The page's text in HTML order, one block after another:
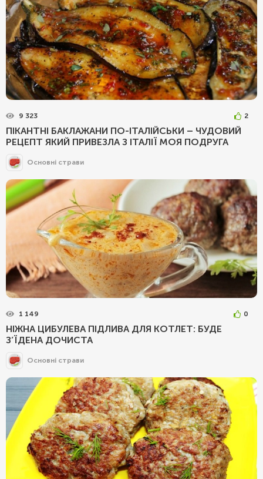
9 323 2
ПІКАНТНІ БАКЛАЖАНИ ПО-ІТАЛІЙСЬКИ – ЧУДОВИЙ
РЕЦЕПТ ЯКИЙ ПРИВЕЗЛА З ІТАЛІЇ МОЯ ПОДРУГА
Основні страви
1 149 0
НІЖНА ЦИБУЛЕВА ПІДЛИВА ДЛЯ КОТЛЕТ: БУДЕ
З’ЇДЕНА ДОЧИСТА
Основні страви